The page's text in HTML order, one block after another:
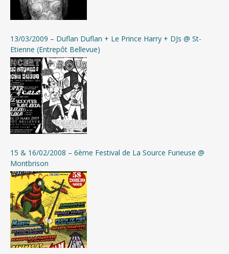
13/03/2009 – Duflan Duflan + Le Prince Harry + DJs @ St-
Etienne (Entrepôt Bellevue)
15 & 16/02/2008 – 6ème Festival de La Source Furieuse @
Montbrison